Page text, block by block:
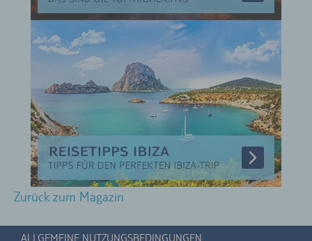
Zurück zum Magazin
ALLGEMEINE NUTZUNGSBEDINGUNGEN